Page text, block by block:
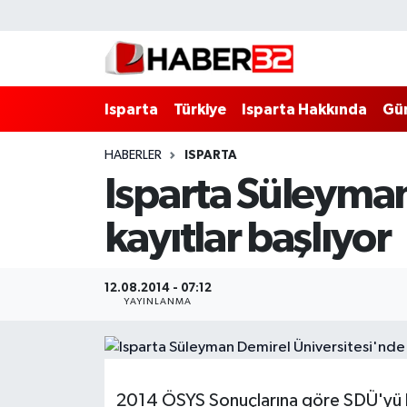
Isparta Türkiye Isparta Hakkında
HABERLER ISPARTA
Isparta
kayıtlar başlıyor
12.08.2014 - 07:12
YAYINLANMA
2014 ÖSYS Sonuçlarına göre
Isparta Hakkında
Esnaf Diyor ki;
BİLİM VE TEKNOLOJİ
Isparta Nöbetçi Eczaneler
Isparta Hava Durumu
Isparta Trafik Yoğunluk Haritası
Süper Lig Puan Durumu ve Fikstür
Tüm Manşetler
Son Dakika Haberleri
Haber Arşivi